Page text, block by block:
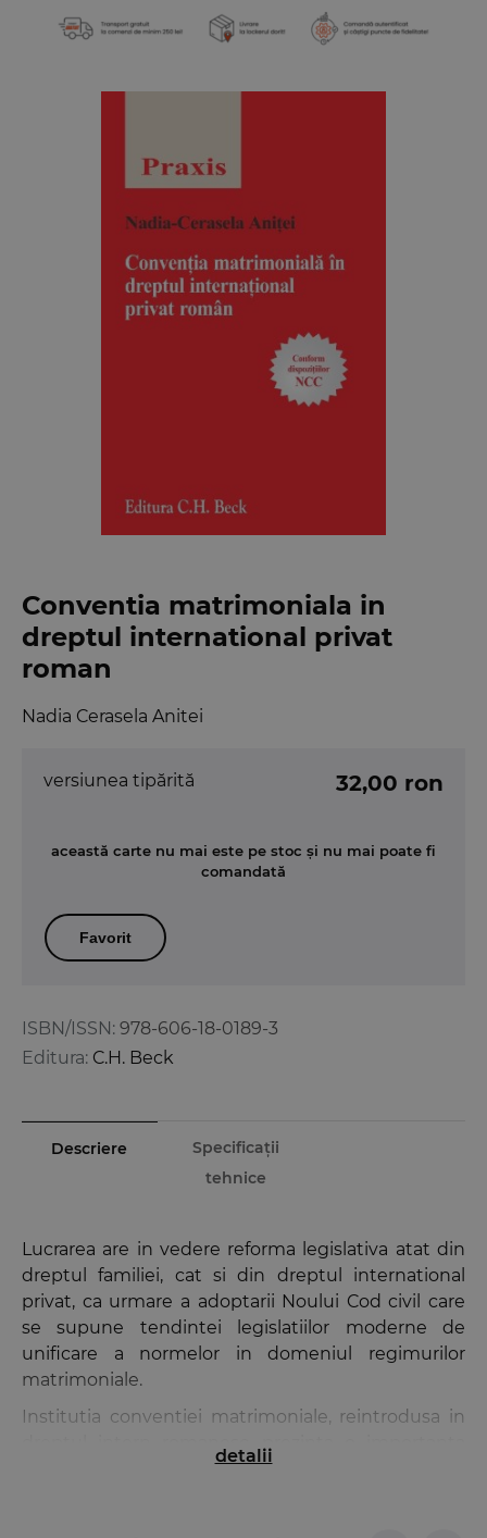
Conventia matrimoniala in
dreptul international privat
roman
Nadia Cerasela Anitei
ISBN/ISSN: 978-606-18-0189-3
Editura: C.H. Beck
versiunea tipărită 32,00 ron
această carte nu mai este pe stoc și nu mai poate fi
comandată
Favorit
Descriere
Specificații
tehnice
Lucrarea are in vedere reforma legislativa atat din
dreptul familiei, cat si din dreptul international
privat, ca urmare a adoptarii Noului Cod civil care
se supune tendintei legislatiilor moderne de
unificare a normelor in domeniul regimurilor
matrimoniale.
Institutia conventiei matrimoniale, reintrodusa in
dreptul intern romanesc, prezinta o importanta
deosebita si din punctul de vedere al dreptului
detalii